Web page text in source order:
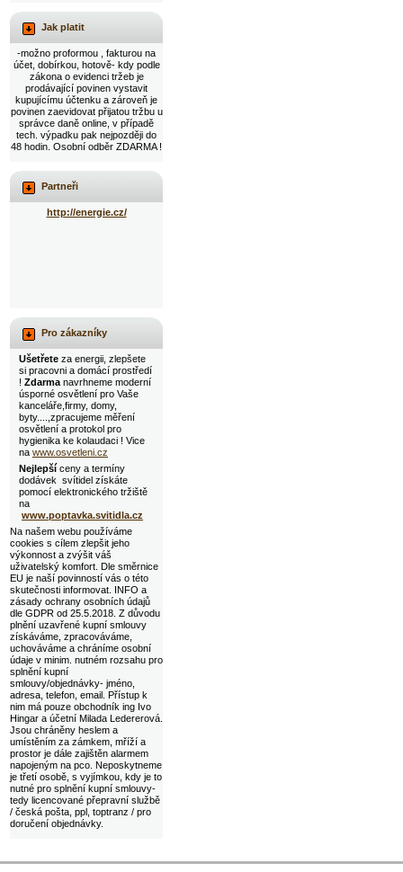
Jak platit
-možno proformou , fakturou na
účet, dobírkou, hotově- kdy podle
zákona o evidenci tržeb je
prodávající povinen vystavit
kupujícímu účtenku a zároveň je
povinen zaevidovat přijatou tržbu u
správce daně online, v případě
tech. výpadku pak nejpozději do
48 hodin. Osobní odběr ZDARMA !
Partneři
http://energie.cz/
Pro zákazníky
Ušetřete za energii, zlepšete
si pracovni a domácí prostředí
! Zdarma navrhneme moderní
úsporné osvětlení pro Vaše
kanceláře,firmy, domy,
byty....,zpracujeme měření
osvětlení a protokol pro
hygienika ke kolaudaci ! Vice
na www.osvetleni.cz
Nejlepší ceny a termíny
dodávek svítidel získáte
pomocí elektronického tržiště
na
www.poptavka.svitidla.cz
Na našem webu používáme
cookies s cílem zlepšit jeho
výkonnost a zvýšit váš
uživatelský komfort. Dle směrnice
EU je naší povinností vás o této
skutečnosti informovat. INFO a
zásady ochrany osobních údajů
dle GDPR od 25.5.2018. Z důvodu
plnění uzavřené kupní smlouvy
získáváme, zpracováváme,
uchováváme a chráníme osobní
údaje v minim. nutném rozsahu pro
splnění kupní
smlouvy/objednávky- jméno,
adresa, telefon, email. Přístup k
nim má pouze obchodník ing Ivo
Hingar a účetní Milada Ledererová.
Jsou chráněny heslem a
umístěním za zámkem, mříží a
prostor je dále zajištěn alarmem
napojeným na pco. Neposkytneme
je třetí osobě, s vyjímkou, kdy je to
nutné pro splnění kupní smlouvy-
tedy licencované přepravní službě
/ česká pošta, ppl, toptranz / pro
doručení objednávky.